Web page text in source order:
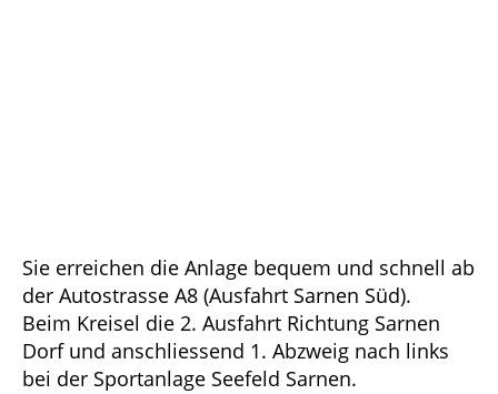
Sie erreichen die Anlage bequem und schnell ab
der Autostrasse A8 (Ausfahrt Sarnen Süd).
Beim Kreisel die 2. Ausfahrt Richtung Sarnen
Dorf und anschliessend 1. Abzweig nach links
bei der Sportanlage Seefeld Sarnen.